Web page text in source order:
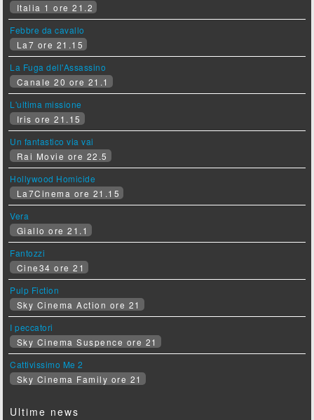
Italia 1 ore 21.2
Febbre da cavallo
La7 ore 21.15
La Fuga dell'Assassino
Canale 20 ore 21.1
L'ultima missione
Iris ore 21.15
Un fantastico via vai
Rai Movie ore 22.5
Hollywood Homicide
La7Cinema ore 21.15
Vera
Giallo ore 21.1
Fantozzi
Cine34 ore 21
Pulp Fiction
Sky Cinema Action ore 21
I peccatori
Sky Cinema Suspence ore 21
Cattivissimo Me 2
Sky Cinema Family ore 21
Ultime news